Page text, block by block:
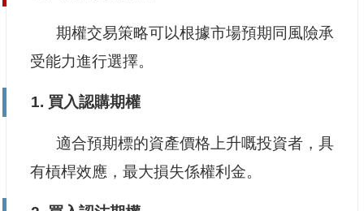
期權交易策略可以根據市場預期同風險承
受能力進行選擇。
1. 買入認購期權
適合預期標的資產價格上升嘅投資者，具
有槓桿效應，最大損失係權利金。